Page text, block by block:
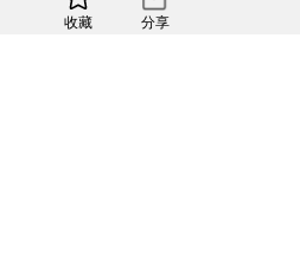
收藏 分享